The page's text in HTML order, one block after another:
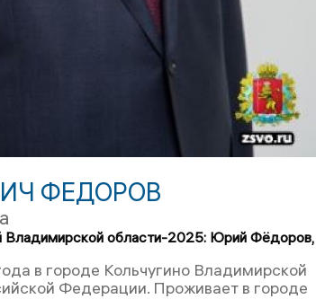
ФЕДОРОВ
области-2025: Юрий Фёдоров,
в городе Кольчугино Владимирской
Федерации. Проживает в городе